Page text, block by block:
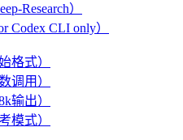
Research）
Codex CLI only）
格式）
调用）
输出）
模式）